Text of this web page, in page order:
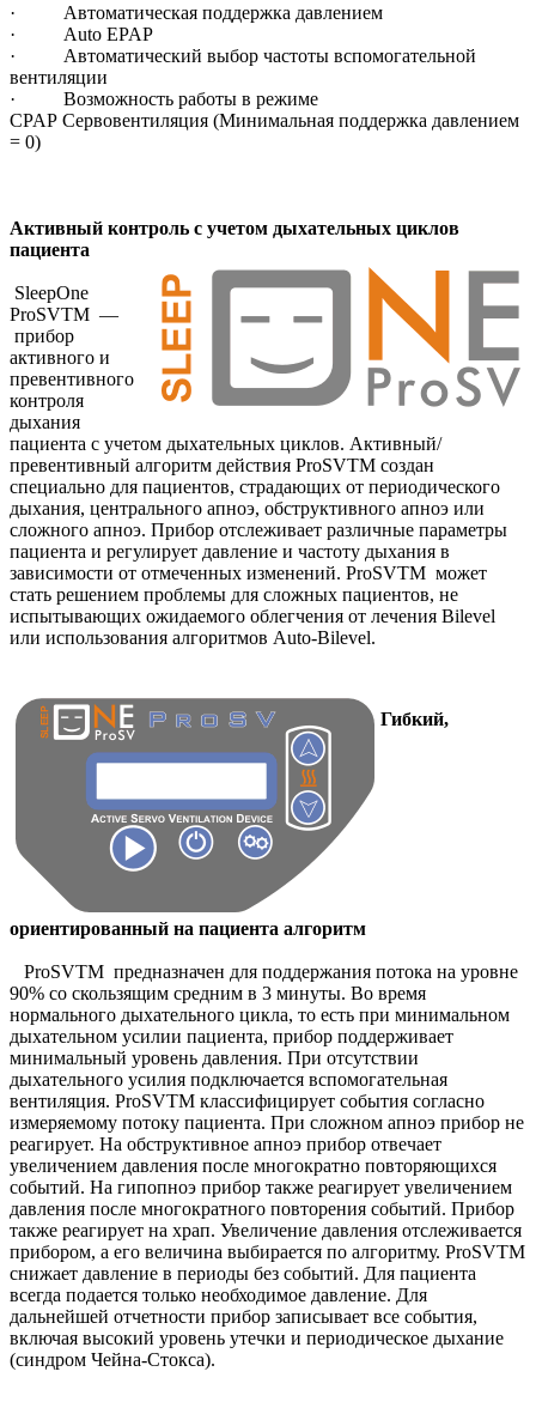
· Автоматическая поддержка давлением
· Auto EPAP
· Автоматический выбор частоты вспомогательной
вентиляции
· Возможность работы в режиме
CPAP Сервовентиляция (Минимальная поддержка давлением
= 0)
Активный контроль с учетом дыхательных циклов
пациента
SleepOne
ProSVTM —
прибор
активного и
превентивного
контроля
дыхания
пациента с учетом дыхательных циклов. Активный/
превентивный алгоритм действия ProSVTM создан
специально для пациентов, страдающих от периодического
дыхания, центрального апноэ, обструктивного апноэ или
сложного апноэ. Прибор отслеживает различные параметры
пациента и регулирует давление и частоту дыхания в
зависимости от отмеченных изменений. ProSVTM может
стать решением проблемы для сложных пациентов, не
испытывающих ожидаемого облегчения от лечения Bilevel
или использования алгоритмов Auto-Bilevel.
Гибкий,
ориентированный на пациента алгоритм
ProSVTM предназначен для поддержания потока на уровне
90% со скользящим средним в 3 минуты. Во время
нормального дыхательного цикла, то есть при минимальном
дыхательном усилии пациента, прибор поддерживает
минимальный уровень давления. При отсутствии
дыхательного усилия подключается вспомогательная
вентиляция. ProSVTM классифицирует события согласно
измеряемому потоку пациента. При сложном апноэ прибор не
реагирует. На обструктивное апноэ прибор отвечает
увеличением давления после многократно повторяющихся
событий. На гипопноэ прибор также реагирует увеличением
давления после многократного повторения событий. Прибор
также реагирует на храп. Увеличение давления отслеживается
прибором, а его величина выбирается по алгоритму. ProSVTM
снижает давление в периоды без событий. Для пациента
всегда подается только необходимое давление. Для
дальнейшей отчетности прибор записывает все события,
включая высокий уровень утечки и периодическое дыхание
(синдром Чейна-Стокса).